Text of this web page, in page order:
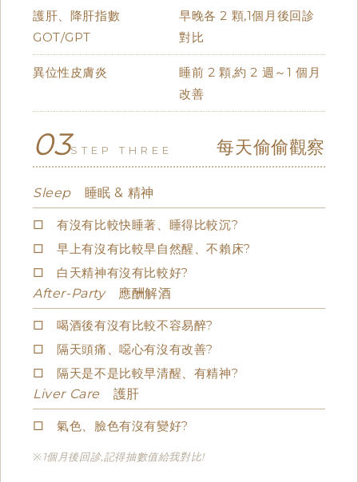
護肝、降肝指數
GOT/GPT
早晚各 2 顆,1個月後回診
對比
異位性皮膚炎
睡前 2 顆,約 2 週～1 個月
改善
03STEP THREE 每天偷偷觀察
Sleep 睡眠 & 精神
□ 有沒有比較快睡著、睡得比較沉?
□ 早上有沒有比較早自然醒、不賴床?
□ 白天精神有沒有比較好?
After-Party應酬解酒
□ 喝酒後有沒有比較不容易醉?
□ 隔天頭痛、噁心有沒有改善?
□ 隔天是不是比較早清醒、有精神?
Liver Care 護肝
□ 氣色、臉色有沒有變好?
※1個月後回診,記得抽數值給我對比!